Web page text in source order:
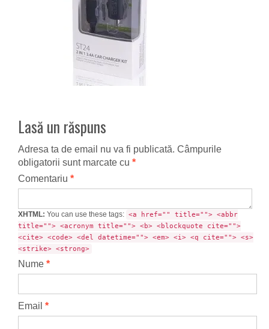
Lasă un răspuns
Adresa ta de email nu va fi publicată. Câmpurile
obligatorii sunt marcate cu *
Comentariu *
XHTML: You can use these tags: <a href="" title=""> <abbr
title=""> <acronym title=""> <b> <blockquote cite="">
<cite> <code> <del datetime=""> <em> <i> <q cite=""> <s>
<strike> <strong>
Nume *
Email *